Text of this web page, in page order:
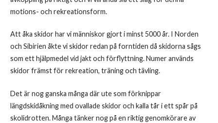
motions- och rekreationsform.
Att åka skidor har vi människor gjort i minst 5000 år. I Norden
och Sibirien åkte vi skidor redan på forntiden då skidorna sågs
som ett hjälpmedel vid jakt och förflyttning. Numer används
skidor främst för rekreation, träning och tävling.
Det är nog ganska många där ute som förknippar
längdskidåkning med ovallade skidor och kalla tår i ett spår på
skolidrotten. Många tänker nog på en riktig genomkörare av